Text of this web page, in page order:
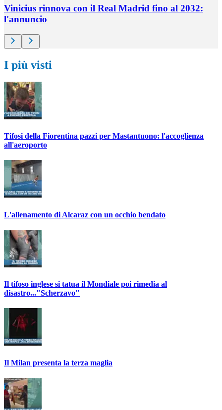
Vinicius rinnova con il Real Madrid fino al 2032:
l'annuncio
I più visti
Tifosi della Fiorentina pazzi per Mastantuono: l'accoglienza
all'aeroporto
L'allenamento di Alcaraz con un occhio bendato
Il tifoso inglese si tatua il Mondiale poi rimedia al
disastro..."Scherzavo"
Il Milan presenta la terza maglia